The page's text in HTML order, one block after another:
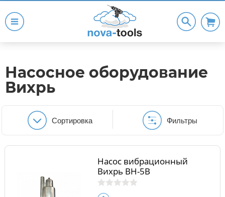
Насосное оборудование
Вихрь
Сортировка Фильтры
Насос вибрационный
Вихрь ВН-5В